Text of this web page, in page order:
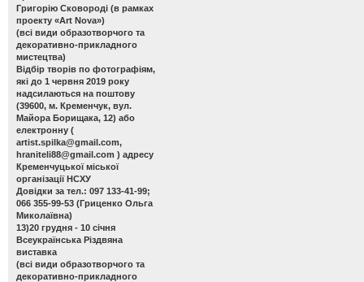
Григорію Сковороді (в рамках
проекту «Art Nova»)
(всі види образотворчого та
декоративно-прикладного
мистецтва)
Відбір творів по фотографіям,
які до 1 червня 2019 року
надсилаються на поштову
(39600, м. Кременчук, вул.
Майора Борищака, 12) або
електронну (
artist.spilka@gmail.com,
hraniteli88@gmail.com ) адресу
Кременчуцької міської
організації НСХУ
Довідки за тел.: 097 133-41-99;
066 355-99-53 (Гриценко Ольга
Миколаївна)
13)20 грудня - 10 січня
Всеукраїнська Різдвяна
виставка
(всі види образотворчого та
декоративно-прикладного